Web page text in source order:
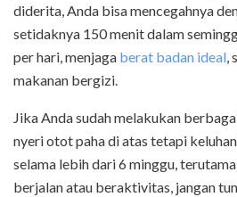
diderita, Anda bisa mencegahnya
setidaknya 150 menit dalam
per hari, menjaga berat badan ideal
makanan bergizi.
Jika Anda sudah melakukan
nyeri otot paha di atas tetapi
selama lebih dari 6 minggu,
berjalan atau beraktivitas, jangan